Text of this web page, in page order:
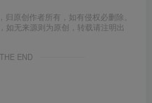
原创作者所有，如有侵权必删除。
如无来源则为原创，转载请注明出
THE END